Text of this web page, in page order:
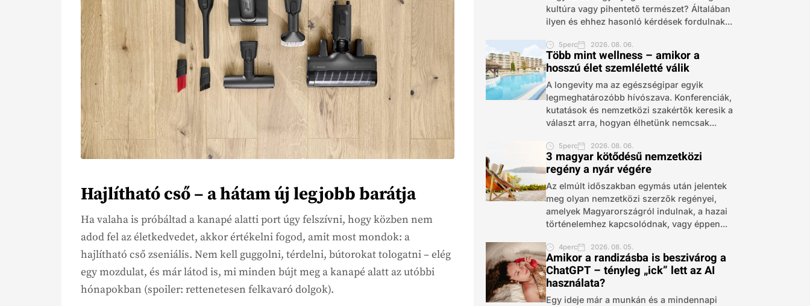
Hajlítható cső – a hátam új legjobb barátja
Ha valaha is próbáltad a kanapé alatti port úgy felszívni, hogy közben nem
adod fel az életkedvedet, akkor értékelni fogod, amit most mondok: a
hajlítható cső zseniális. Nem kell guggolni, térdelni, bútorokat tologatni – elég
egy mozdulat, és már látod is, mi minden bújt meg a kanapé alatt az utóbbi
hónapokban (spoiler: rettenetesen felkavaró dolgok).
kultúra vagy pihentető természet? Általában
ilyen és ehhez hasonló kérdések fordulnak...
5perc 2026. 08. 06.
Több mint wellness – amikor a
hosszú élet szemléletté válik
A longevity ma az egészségipar egyik
legmeghatározóbb hívószava. Konferenciák,
kutatások és nemzetközi szakértők keresik a
választ arra, hogyan élhetünk nemcsak...
5perc 2026. 08. 06.
3 magyar kötődésű nemzetközi
regény a nyár végére
Az elmúlt időszakban egymás után jelentek
meg olyan nemzetközi szerzők regényei,
amelyek Magyarországról indulnak, a hazai
történelemhez kapcsolódnak, vagy éppen...
4perc 2026. 08. 05.
Amikor a randizásba is beszivárog a
ChatGPT – tényleg „ick” lett az AI
használata?
Egy ideje már a munkán és a mindennapi